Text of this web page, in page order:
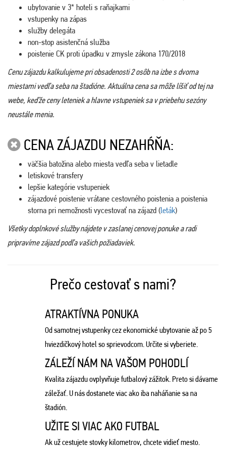
ubytovanie v 3* hoteli s raňajkami
vstupenky na zápas
služby delegáta
non-stop asistenčná služba
poistenie CK proti úpadku v zmysle zákona 170/2018
Cenu zájazdu kalkulujeme pri obsadenosti 2 osôb na izbe s dvoma
miestami vedľa seba na štadióne. Aktuálna cena sa môže líšiť od tej na
webe, keďže ceny leteniek a hlavne vstupeniek sa v priebehu sezóny
neustále menia.
CENA ZÁJAZDU NEZAHŔŇA:
väčšia batožina alebo miesta vedľa seba v lietadle
letiskové transfery
lepšie kategórie vstupeniek
zájazdové poistenie vrátane cestovného poistenia a poistenia
storna pri nemožnosti vycestovať na zájazd (leták)
Všetky doplnkové služby nájdete v zaslanej cenovej ponuke a radi
pripravíme zájazd podľa vašich požiadaviek.
Prečo cestovať s nami?
ATRAKTÍVNA PONUKA
Od samotnej vstupenky cez ekonomické ubytovanie až po 5
hviezdičkový hotel so sprievodcom. Určite si vyberiete.
ZÁLEŽÍ NÁM NA VAŠOM POHODLÍ
Kvalita zájazdu ovplyvňuje futbalový zážitok. Preto si dávame
záležať. U nás dostanete viac ako iba naháňanie sa na
štadión.
UŽITE SI VIAC AKO FUTBAL
Ak už cestujete stovky kilometrov, chcete vidieť mesto.